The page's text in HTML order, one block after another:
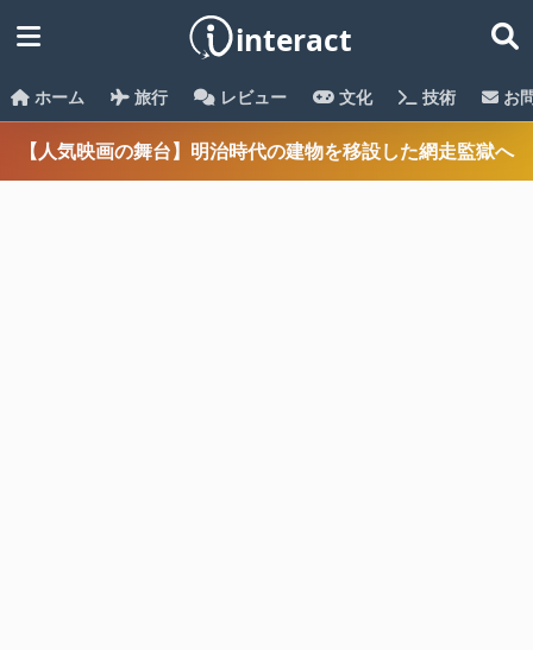
ホーム 旅行 レビュー 文化 技術 お
【人気映画の舞台】明治時代の建物を移設した網走監獄へ